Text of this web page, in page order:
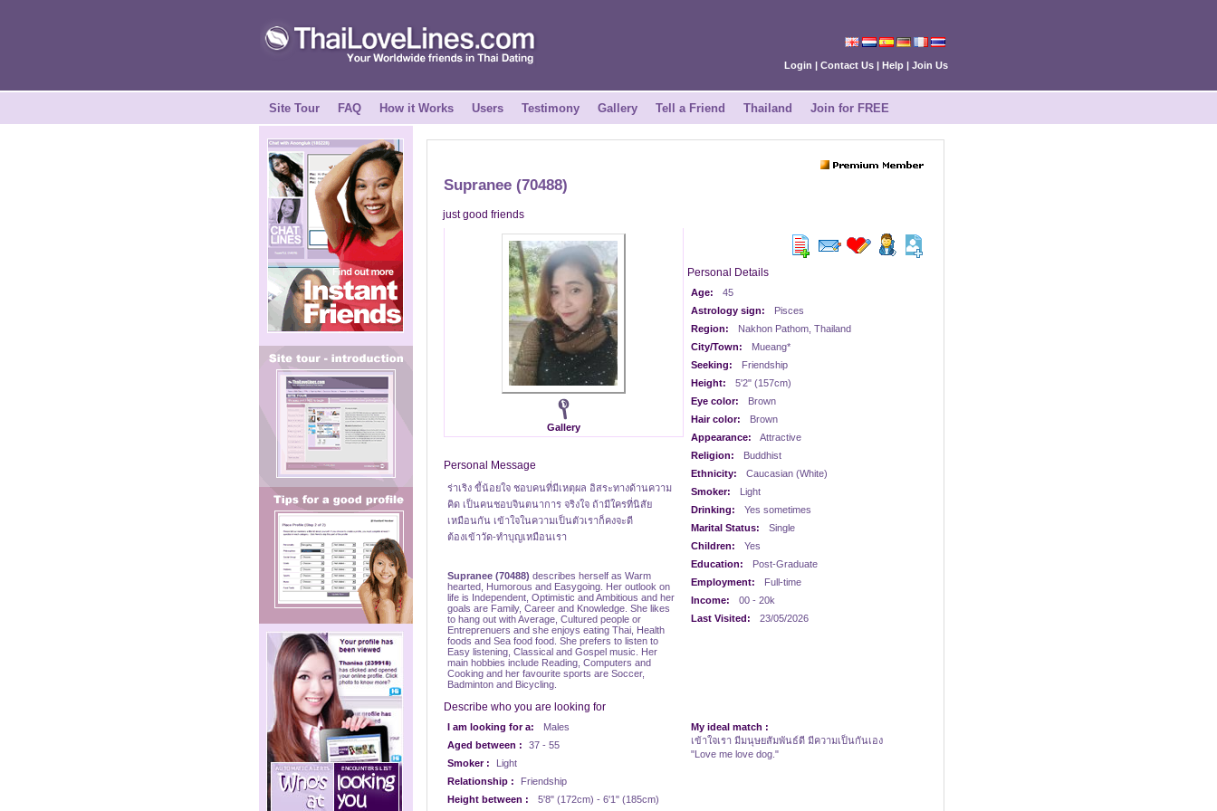
Login | Contact Us | Help | Join Us
Site Tour FAQ How it Works Users Testimony Gallery Tell a Friend Thailand Join for FREE
Supranee (70488)
just good friends
Gallery
Personal Message
ร่าเริง ขี้น้อยใจ ชอบคนที่มีเหตุผล อิสระทางด้านความ
คิด เป็นคนชอบจินตนาการ จริงใจ ถ้ามีใครที่นิสัย
เหมือนกัน เข้าใจในความเป็นตัวเราก็คงจะดี
ต้องเข้าวัด-ทำบุญเหมือนเรา
Supranee (70488) describes herself as Warm
hearted, Humorous and Easygoing. Her outlook on
life is Independent, Optimistic and Ambitious and her
goals are Family, Career and Knowledge. She likes
to hang out with Average, Cultured people or
Entreprenuers and she enjoys eating Thai, Health
foods and Sea food food. She prefers to listen to
Easy listening, Classical and Gospel music. Her
main hobbies include Reading, Computers and
Cooking and her favourite sports are Soccer,
Badminton and Bicycling.
Personal Details
Age:
45
Astrology sign:
Pisces
Region:
Nakhon Pathom, Thailand
City/Town:
Mueang*
Seeking:
Friendship
Height:
5'2" (157cm)
Eye color:
Brown
Hair color:
Brown
Appearance:
Attractive
Religion:
Buddhist
Ethnicity:
Caucasian (White)
Smoker:
Light
Drinking:
Yes sometimes
Marital Status:
Single
Children:
Yes
Education:
Post-Graduate
Employment:
Full-time
Income:
00 - 20k
Last Visited:
23/05/2026
Describe who you are looking for
I am looking for a:
Males
Aged between :
37 - 55
Smoker :
Light
Relationship :
Friendship
Height between :
5'8" (172cm) - 6'1" (185cm)
My ideal match :
เข้าใจเรา มีมนุษยสัมพันธ์ดี มีความเป็นกันเอง
"Love me love dog."